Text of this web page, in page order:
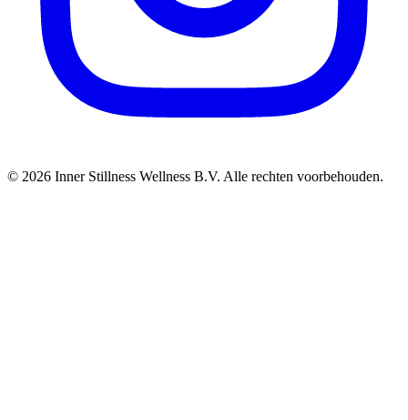
© 2026 Inner Stillness Wellness B.V. Alle rechten voorbehouden.